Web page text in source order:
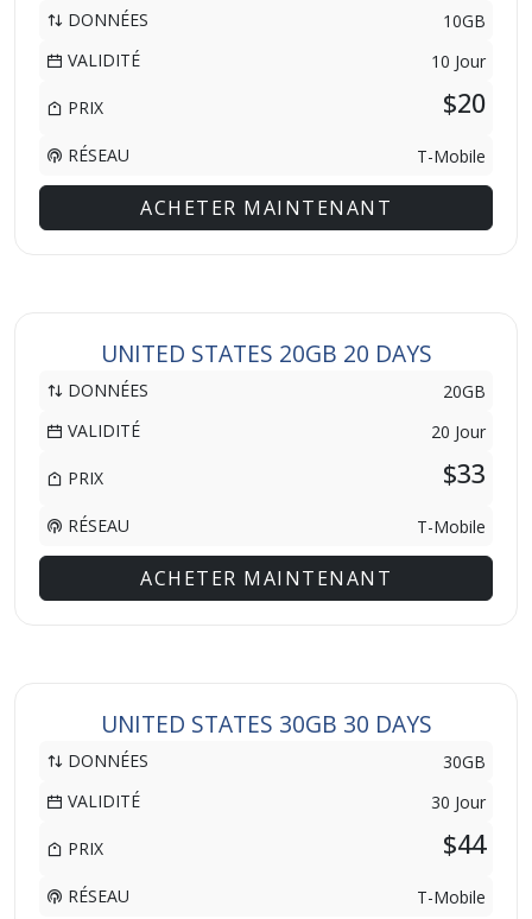
DONNÉES
10GB
VALIDITÉ
10 Jour
PRIX $20
RÉSEAU T-Mobile
ACHETER MAINTENANT
UNITED STATES 20GB 20 DAYS
DONNÉES
20GB
VALIDITÉ
20 Jour
PRIX $33
RÉSEAU T-Mobile
ACHETER MAINTENANT
UNITED STATES 30GB 30 DAYS
DONNÉES
30GB
VALIDITÉ
30 Jour
PRIX $44
RÉSEAU T-Mobile